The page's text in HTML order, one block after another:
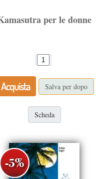
per le donne
Acquista Salva per dopo
Scheda